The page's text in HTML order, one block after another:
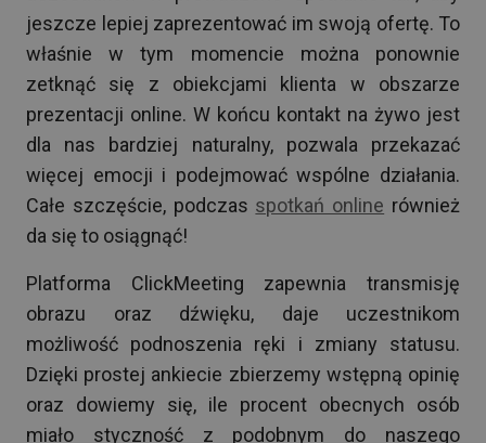
jeszcze lepiej zaprezentować im swoją ofertę. To
właśnie w tym momencie można ponownie
zetknąć się z obiekcjami klienta w obszarze
prezentacji online. W końcu kontakt na żywo jest
dla nas bardziej naturalny, pozwala przekazać
więcej emocji i podejmować wspólne działania.
Całe szczęście, podczas spotkań online również
da się to osiągnąć!
Platforma ClickMeeting zapewnia transmisję
obrazu oraz dźwięku, daje uczestnikom
możliwość podnoszenia ręki i zmiany statusu.
Dzięki prostej ankiecie zbierzemy wstępną opinię
oraz dowiemy się, ile procent obecnych osób
miało styczność z podobnym do naszego